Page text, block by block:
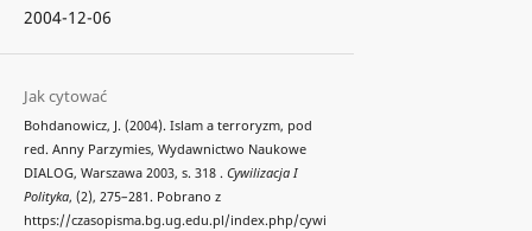
2004-12-06
Jak cytować
Bohdanowicz, J. (2004). Islam a terroryzm, pod
red. Anny Parzymies, Wydawnictwo Naukowe
DIALOG, Warszawa 2003, s. 318 . Cywilizacja I
Polityka, (2), 275–281. Pobrano z
https://czasopisma.bg.ug.edu.pl/index.php/cywi